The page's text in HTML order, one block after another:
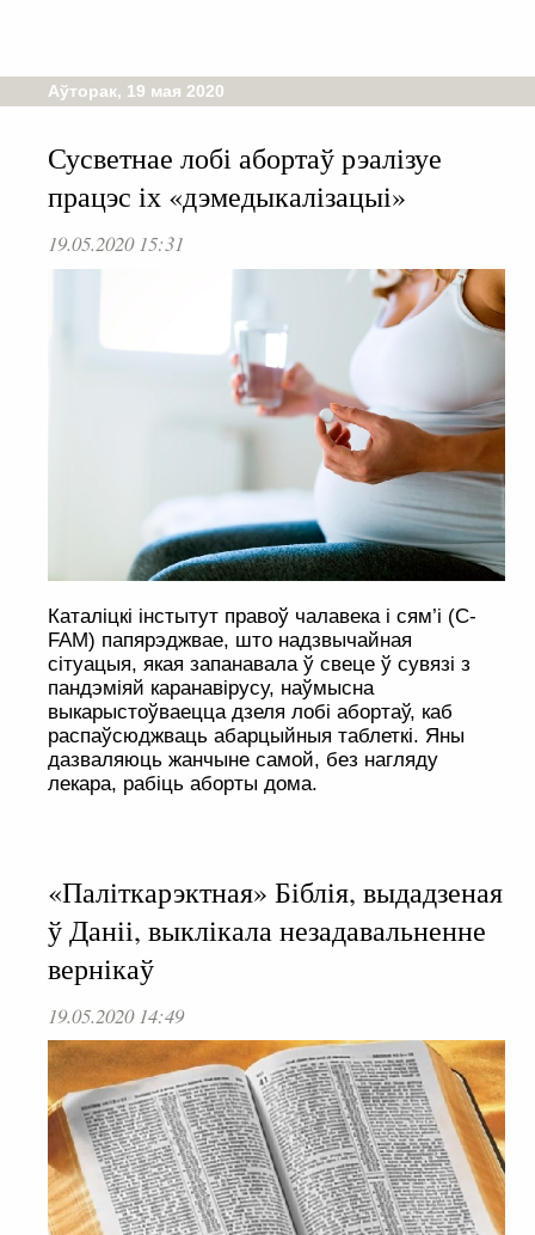
Аўторак, 19 мая 2020
Сусветнае лобі абортаў рэалізуе
працэс іх «дэмедыкалізацыі»
19.05.2020 15:31
Каталіцкі інстытут правоў чалавека і сям’і (C-
FAM) папярэджвае, што надзвычайная
сітуацыя, якая запанавала ў свеце ў сувязі з
пандэміяй каранавірусу, наўмысна
выкарыстоўваецца дзеля лобі абортаў, каб
распаўсюджваць абарцыйныя таблеткі. Яны
дазваляюць жанчыне самой, без нагляду
лекара, рабіць аборты дома.
«Паліткарэктная» Біблія, выдадзеная
ў Даніі, выклікала незадавальненне
вернікаў
19.05.2020 14:49